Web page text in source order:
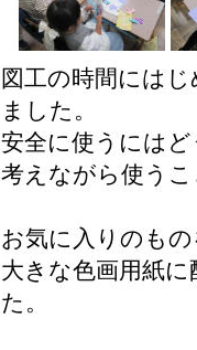
図工の時間には
ました。
安全に使うには
考えながら使う
お気に入りのも
大きな色画用紙
た。